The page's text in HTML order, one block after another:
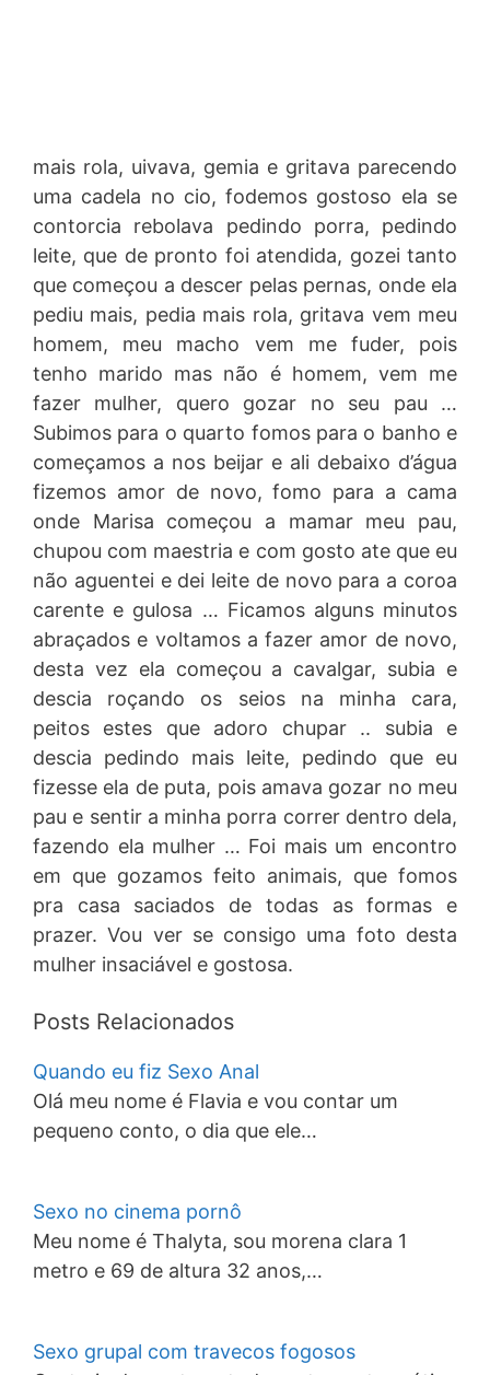
mais rola, uivava, gemia e gritava parecendo
uma cadela no cio, fodemos gostoso ela se
contorcia rebolava pedindo porra, pedindo
leite, que de pronto foi atendida, gozei tanto
que começou a descer pelas pernas, onde ela
pediu mais, pedia mais rola, gritava vem meu
homem, meu macho vem me fuder, pois
tenho marido mas não é homem, vem me
fazer mulher, quero gozar no seu pau …
Subimos para o quarto fomos para o banho e
começamos a nos beijar e ali debaixo d’água
fizemos amor de novo, fomo para a cama
onde Marisa começou a mamar meu pau,
chupou com maestria e com gosto ate que eu
não aguentei e dei leite de novo para a coroa
carente e gulosa … Ficamos alguns minutos
abraçados e voltamos a fazer amor de novo,
desta vez ela começou a cavalgar, subia e
descia roçando os seios na minha cara,
peitos estes que adoro chupar .. subia e
descia pedindo mais leite, pedindo que eu
fizesse ela de puta, pois amava gozar no meu
pau e sentir a minha porra correr dentro dela,
fazendo ela mulher … Foi mais um encontro
em que gozamos feito animais, que fomos
pra casa saciados de todas as formas e
prazer. Vou ver se consigo uma foto desta
mulher insaciável e gostosa.
Posts Relacionados
Quando eu fiz Sexo Anal
Olá meu nome é Flavia e vou contar um
pequeno conto, o dia que ele…
Sexo no cinema pornô
Meu nome é Thalyta, sou morena clara 1
metro e 69 de altura 32 anos,…
Sexo grupal com travecos fogosos